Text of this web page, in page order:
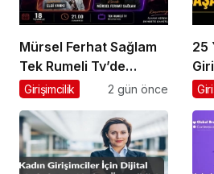
Mürsel Ferhat Sağlam
Tek Rumeli Tv’de
Marka Atölyesi
Oldu
Girişimcilik 2 gün önce
25